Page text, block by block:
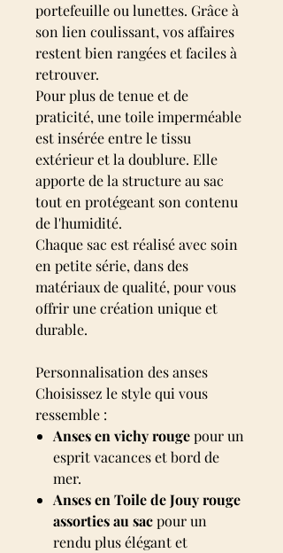
portefeuille ou lunettes. Grâce à
son lien coulissant, vos affaires
restent bien rangées et faciles à
retrouver.
Pour plus de tenue et de
praticité, une toile imperméable
est insérée entre le tissu
extérieur et la doublure. Elle
apporte de la structure au sac
tout en protégeant son contenu
de l'humidité.
Chaque sac est réalisé avec soin
en petite série, dans des
matériaux de qualité, pour vous
offrir une création unique et
durable.
Personnalisation des anses
Choisissez le style qui vous
ressemble :
Anses en vichy rougepour un
esprit vacances et bord de
mer.
Anses en Toile de Jouy rouge
assorties au sacpour un
rendu plus élégant et